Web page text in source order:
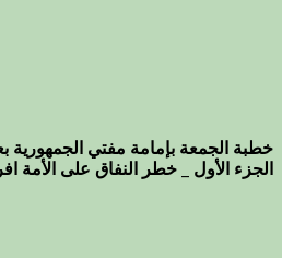
خطبة الجمعة بإمامة مفتي الجمهورية
الجزء الأول _ خطر النفاق على الأمة